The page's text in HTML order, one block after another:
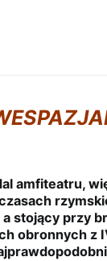
amfiteatru,
stojący przy
obronnych z